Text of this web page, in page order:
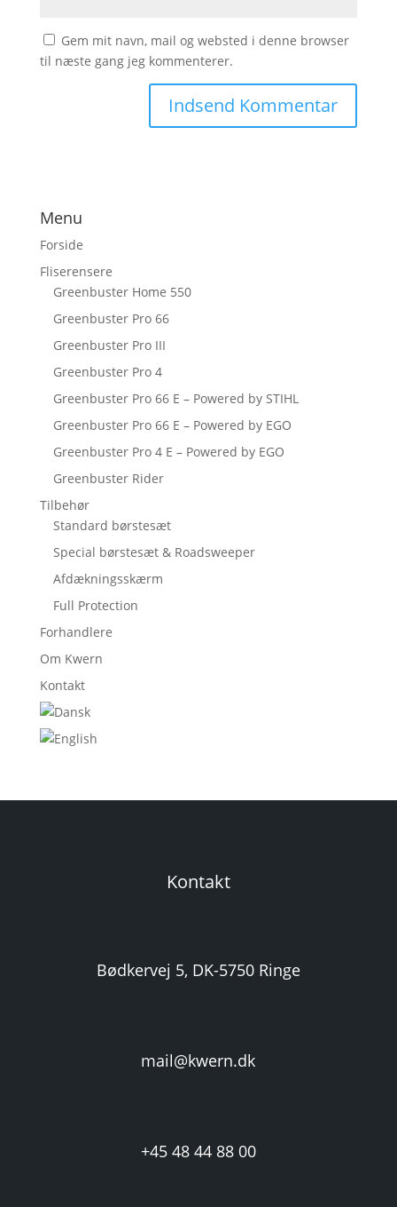
Gem mit navn, mail og websted i denne browser
til næste gang jeg kommenterer.
Menu
Forside
Fliserensere
Greenbuster Home 550
Greenbuster Pro 66
Greenbuster Pro III
Greenbuster Pro 4
Greenbuster Pro 66 E – Powered by STIHL
Greenbuster Pro 66 E – Powered by EGO
Greenbuster Pro 4 E – Powered by EGO
Greenbuster Rider
Tilbehør
Standard børstesæt
Special børstesæt & Roadsweeper
Afdækningsskærm
Full Protection
Forhandlere
Om Kwern
Kontakt
Kontakt
Bødkervej 5, DK-5750 Ringe
mail@kwern.dk
+45 48 44 88 00